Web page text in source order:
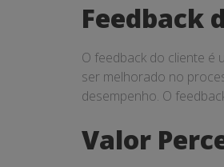
Feedback
O feedback do cliente é
ser melhorado no
desempenho. O
Valor